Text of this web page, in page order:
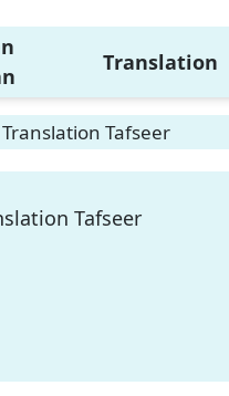
Translation
Tafseer
Tafseer